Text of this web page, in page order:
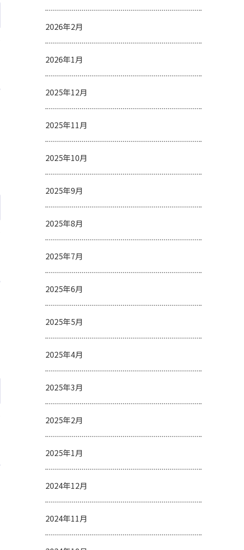
2026年2月
2026年1月
2025年12月
2025年11月
2025年10月
2025年9月
2025年8月
2025年7月
2025年6月
2025年5月
2025年4月
2025年3月
2025年2月
2025年1月
2024年12月
2024年11月